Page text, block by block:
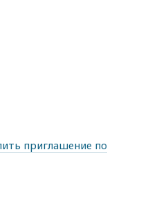
приглашение по